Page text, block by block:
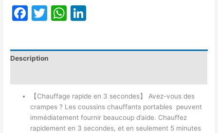
Facebook
TwitterWhatsApp
Description
【Chauffage rapide en 3 secondes】 Avez-vous des
crampes ? Les coussins chauffants portables peuvent
immédiatement fournir beaucoup d’aide. Chauffez
rapidement en 3 secondes, et en seulement 5 minutes